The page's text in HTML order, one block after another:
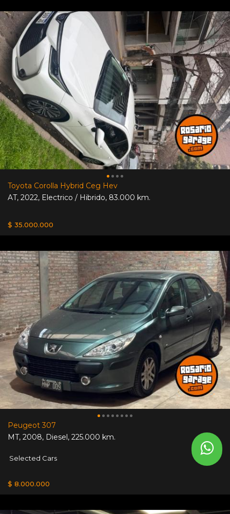
Toyota Corolla Hybrid Ceg Hev
AT, 2022, Electrico / Hibrido, 83.000 km.
$ 35.000.000
Peugeot 307
MT, 2008, Diesel, 225.000 km.
Selected Cars
$ 8.000.000